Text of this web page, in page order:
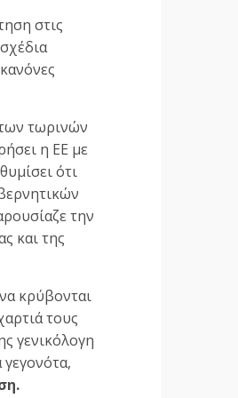
στις
τωρινών
η ΕΕ με
ότι
την
και της
κρύβονται
τους
γενικόλογη